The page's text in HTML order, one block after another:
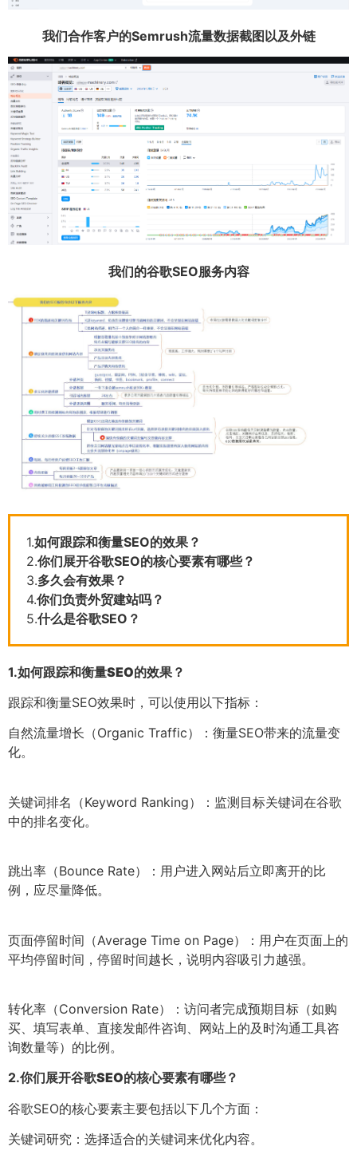
我们合作客户的Semrush流量数据截图以及外链
我们的谷歌SEO服务内容
1.如何跟踪和衡量SEO的效果？
2.你们展开谷歌SEO的核心要素有哪些？
3.多久会有效果？
4.你们负责外贸建站吗？
5.什么是谷歌SEO？
1.如何跟踪和衡量SEO的效果？
跟踪和衡量SEO效果时，可以使用以下指标：
自然流量增长（Organic Traffic）：衡量SEO带来的流量变
化。
关键词排名（Keyword Ranking）：监测目标关键词在谷歌
中的排名变化。
跳出率（Bounce Rate）：用户进入网站后立即离开的比
例，应尽量降低。
页面停留时间（Average Time on Page）：用户在页面上的
平均停留时间，停留时间越长，说明内容吸引力越强。
转化率（Conversion Rate）：访问者完成预期目标（如购
买、填写表单、直接发邮件咨询、网站上的及时沟通工具咨
询数量等）的比例。
2.你们展开谷歌SEO的核心要素有哪些？
谷歌SEO的核心要素主要包括以下几个方面：
关键词研究：选择适合的关键词来优化内容。